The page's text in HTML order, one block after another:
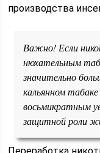
производства
Важно! Если
нюхательным
значительно
кальянном
восьмикратным
защитной роли